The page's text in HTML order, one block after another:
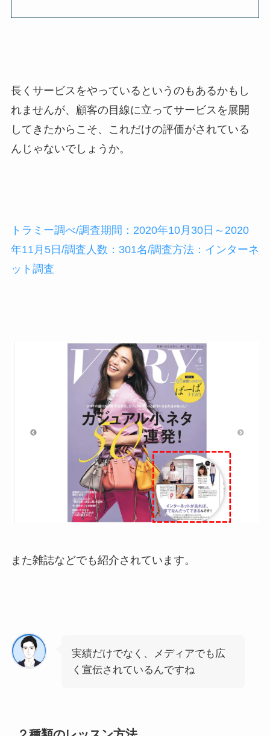
長くサービスをやっているというのもあるかもし
れませんが、顧客の目線に立ってサービスを展開
してきたからこそ、これだけの評価がされている
んじゃないでしょうか。
トラミー調べ/調査期間：2020年10月30日～2020
年11月5日/調査人数：301名/調査方法：インターネ
ット調査
また雑誌などでも紹介されています。
実績だけでなく、メディアでも広
く宣伝されているんですね